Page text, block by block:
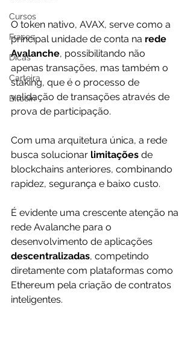
Cursos
Frases
Dicas
Carteira
Bitcoin
O token nativo, AVAX, serve como a
principal unidade de conta na rede
Avalanche, possibilitando não
apenas transações, mas também o
staking, que é o processo de
validação de transações através de
prova de participação.
Com uma arquitetura única, a rede
busca solucionar limitações de
blockchains anteriores, combinando
rapidez, segurança e baixo custo.
É evidente uma crescente atenção na
rede Avalanche para o
desenvolvimento de aplicações
descentralizadas, competindo
diretamente com plataformas como
Ethereum pela criação de contratos
inteligentes.